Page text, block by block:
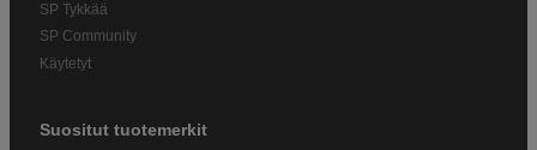
SP Tykkää
SP Community
Käytetyt
Suositut tuotemerkit